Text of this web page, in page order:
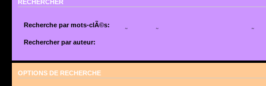
RECHERCHER
Recherche par mots-clÃ©s:
suite de mots sÃ©parÃ©s par des
Utilisez un * comme joker pour des recherches partielles.
Rechercher par auteur:
OPTIONS DE RECHERCHE